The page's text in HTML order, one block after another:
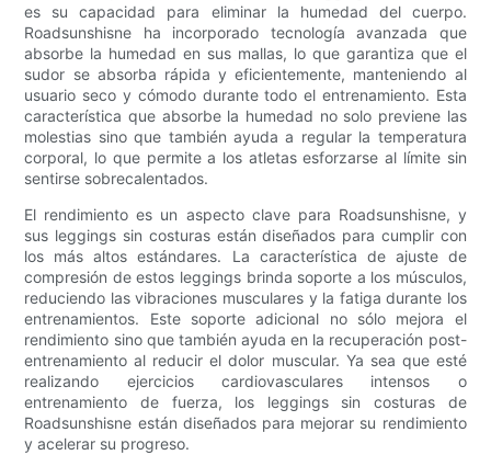
es su capacidad para eliminar la humedad del cuerpo.
Roadsunshisne ha incorporado tecnología avanzada que
absorbe la humedad en sus mallas, lo que garantiza que el
sudor se absorba rápida y eficientemente, manteniendo al
usuario seco y cómodo durante todo el entrenamiento. Esta
característica que absorbe la humedad no solo previene las
molestias sino que también ayuda a regular la temperatura
corporal, lo que permite a los atletas esforzarse al límite sin
sentirse sobrecalentados.
El rendimiento es un aspecto clave para Roadsunshisne, y
sus leggings sin costuras están diseñados para cumplir con
los más altos estándares. La característica de ajuste de
compresión de estos leggings brinda soporte a los músculos,
reduciendo las vibraciones musculares y la fatiga durante los
entrenamientos. Este soporte adicional no sólo mejora el
rendimiento sino que también ayuda en la recuperación post-
entrenamiento al reducir el dolor muscular. Ya sea que esté
realizando ejercicios cardiovasculares intensos o
entrenamiento de fuerza, los leggings sin costuras de
Roadsunshisne están diseñados para mejorar su rendimiento
y acelerar su progreso.